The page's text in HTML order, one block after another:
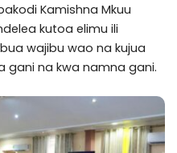
Kamishna Mkuu
kutoa elimu ili
wajibu wao na kujua
gani na kwa namna gani.